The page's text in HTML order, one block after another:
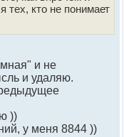
тех, кто не понимает
и не
и удаляю.
))
у меня 8844 ))